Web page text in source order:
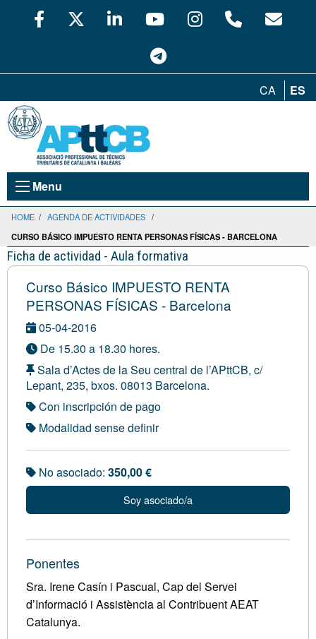
CA ES
Menu
HOME / AGENDA DE ACTIVIDADES /
CURSO BÁSICO IMPUESTO RENTA PERSONAS FÍSICAS - BARCELONA
Ficha de actividad - Aula formativa
Curso Básico IMPUESTO RENTA
PERSONAS FÍSICAS - Barcelona
05-04-2016
De 15.30 a 18.30 hores.
Sala d’Actes de la Seu central de l’APttCB, c/
Lepant, 235, bxos. 08013 Barcelona.
Con inscripción de pago
Modalidad sense definir
No asociado: 350,00 €
Soy asociado/a
Ponentes
Sra. Irene Casín i Pascual, Cap del Servei
d’Informació i Assistència al Contribuent AEAT
Catalunya.